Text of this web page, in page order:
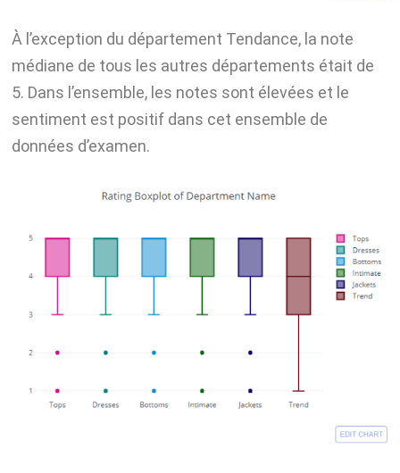
À l’exception du département Tendance, la note
médiane de tous les autres départements était de
5. Dans l’ensemble, les notes sont élevées et le
sentiment est positif dans cet ensemble de
données d’examen.